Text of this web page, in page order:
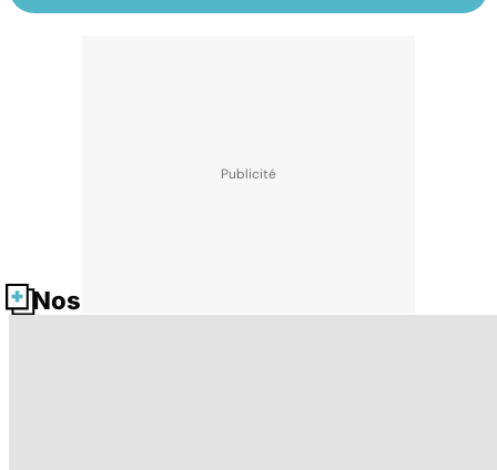
Nos fiches santé